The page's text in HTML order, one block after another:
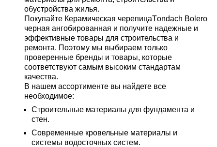
обустройства жилья.
Покупайте Керамическая черепицаТondach Bolero
черная ангобированная и получите надежные и
эффективные товары для строительства и
ремонта. Поэтому мы выбираем только
проверенные бренды и товары, которые
соответствуют самым высоким стандартам
качества.
В нашем ассортименте вы найдете все
необходимое:
Строительные материалы для фундамента и
стен.
Современные кровельные материалы и
системы водосточных систем.